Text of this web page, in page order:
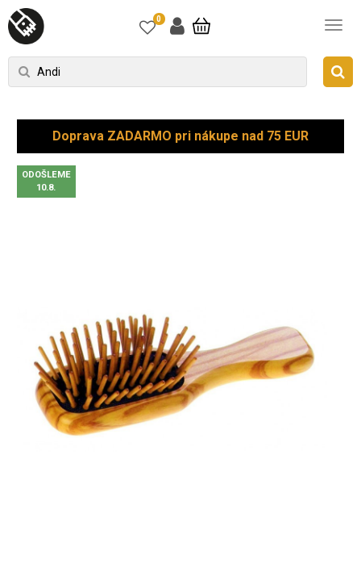
0
Doprava ZADARMO pri nákupe nad 75 EUR
ODOŠLEME
10.8.